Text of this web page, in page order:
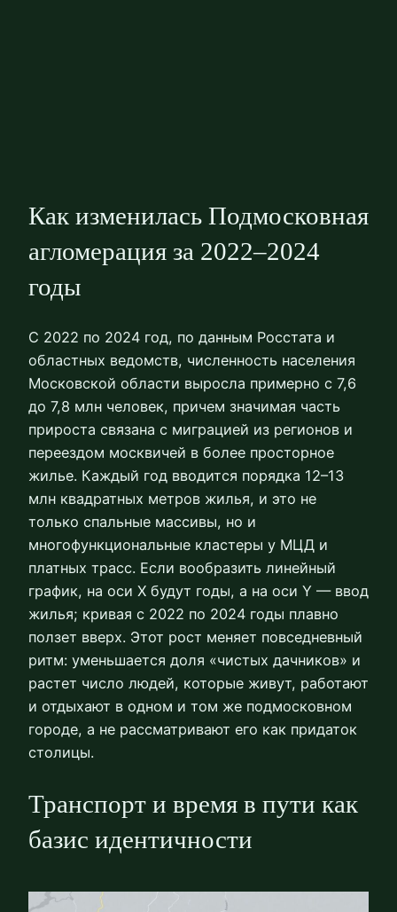
Как изменилась Подмосковная
агломерация за 2022–2024
годы
С 2022 по 2024 год, по данным Росстата и
областных ведомств, численность населения
Московской области выросла примерно с 7,6
до 7,8 млн человек, причем значимая часть
прироста связана с миграцией из регионов и
переездом москвичей в более просторное
жилье. Каждый год вводится порядка 12–13
млн квадратных метров жилья, и это не
только спальные массивы, но и
многофункциональные кластеры у МЦД и
платных трасс. Если вообразить линейный
график, на оси X будут годы, а на оси Y — ввод
жилья; кривая с 2022 по 2024 годы плавно
ползет вверх. Этот рост меняет повседневный
ритм: уменьшается доля «чистых дачников» и
растет число людей, которые живут, работают
и отдыхают в одном и том же подмосковном
городе, а не рассматривают его как придаток
столицы.
Транспорт и время в пути как
базис идентичности